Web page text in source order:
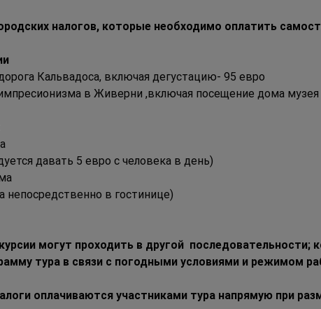
налогов, которые необходимо оплатить
Кальвадоса, включая дегустацию- 95 евро
в Живерни ,включая посещение дома
давать 5 евро с человека в день)
непосредственно в гостинице)
могут проходить в другой  последовательности;
тура в связи с погодными условиями и режимом
оплачиваются участниками тура напрямую при